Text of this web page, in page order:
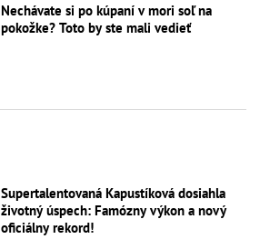
Nechávate si po kúpaní v mori soľ na
pokožke? Toto by ste mali vedieť
Supertalentovaná Kapustíková dosiahla
životný úspech: Famózny výkon a nový
oficiálny rekord!